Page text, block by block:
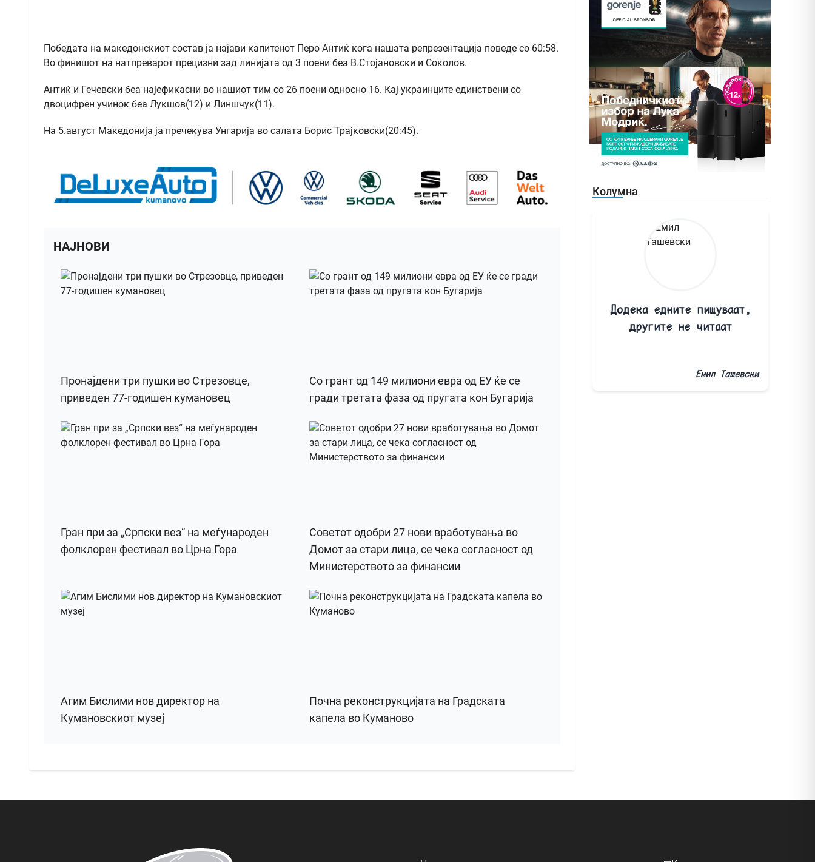
Победата на македонскиот состав ја најави капитенот Перо Антиќ кога нашата репрезентација поведе со 60:58.
Во финишот на натпреварот прецизни зад линијата од 3 поени беа В.Стојановски и Соколов.
Антиќ и Гечевски беа најефикасни во нашиот тим со 26 поени односно 16. Кај украинците единствени со
двоцифрен учинок беа Лукшов(12) и Линшчук(11).
На 5.август Македонија ја пречекува Унгарија во салата Борис Трајковски(20:45).
НАЈНОВИ
Пронајдени три пушки во Стрезовце,
приведен 77-годишен кумановец
Со грант од 149 милиони евра од ЕУ ќе се
гради третата фаза од пругата кон Бугарија
Гран при за „Српски вез“ на меѓународен
фолклорен фестивал во Црна Гора
Советот одобри 27 нови вработувања во
Домот за стари лица, се чека согласност од
Министерството за финансии
Агим Бислими нов директор на
Кумановскиот музеј
Почна реконструкцијата на Градската
капела во Куманово
Колумна
Додека едните пишуваат,
другите не читаат
Емил Ташевски